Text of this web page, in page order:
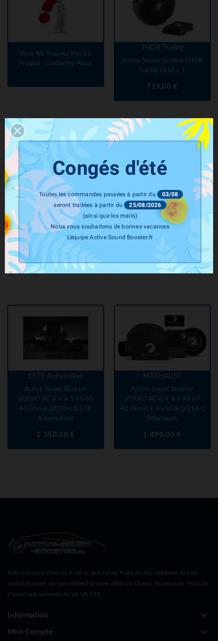
Vous Ne Trouvez Pas Un
Produit : Contactez-Nous
THOR Tuning
Active Sound System THOR
Tuning LEVEL 1
Prix
719,00 €
THOR Tuning
Active Sound System THOR
Tuning LEVEL 1 + ECHO
959,00 €
THOR Tuning
Active Sound Booster
VOLVO V90 XC90 S60
(2016+) (THOR Tuning)
1 199,00 €
CETE Automotive
Active Sound Booster
VOLVO XC & V & S 90 60
40 Diesel (2010+) (CETE
Automotive)
Prix1 350,00 €
MAXHAUST
Active Sound Booster
VOLVO XC & V & S 90 60
40 Diesel + Hybride (2010+)
(Maxhaust)
Prix1 490,00 €
Active-Sound-Booster.fr est le spécialiste français des systèmes Active
sound Booster qui permettent à votre véhicule Diesel, Essence ou Hybride
d'avoir une sonorité de V6 V8 V12.
Information keyboard_arrow_down
Mon Compte keyboard_arrow_down
Congés d'été
Toutes les commandes passées à partir du
03/08
seront traitées à partir du
25/08/2026
(ainsi que les mails)
Nous vous souhaitons de bonnes vacances
L'équipe Active Sound Booster.fr